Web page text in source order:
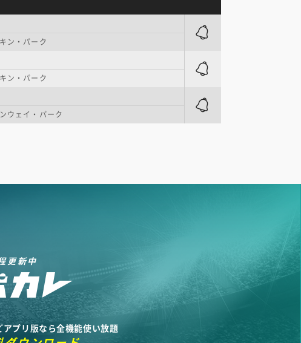
ン・パーク
ン・パーク
ウェイ・パーク
更新中
アプリ版なら全機能使い放題